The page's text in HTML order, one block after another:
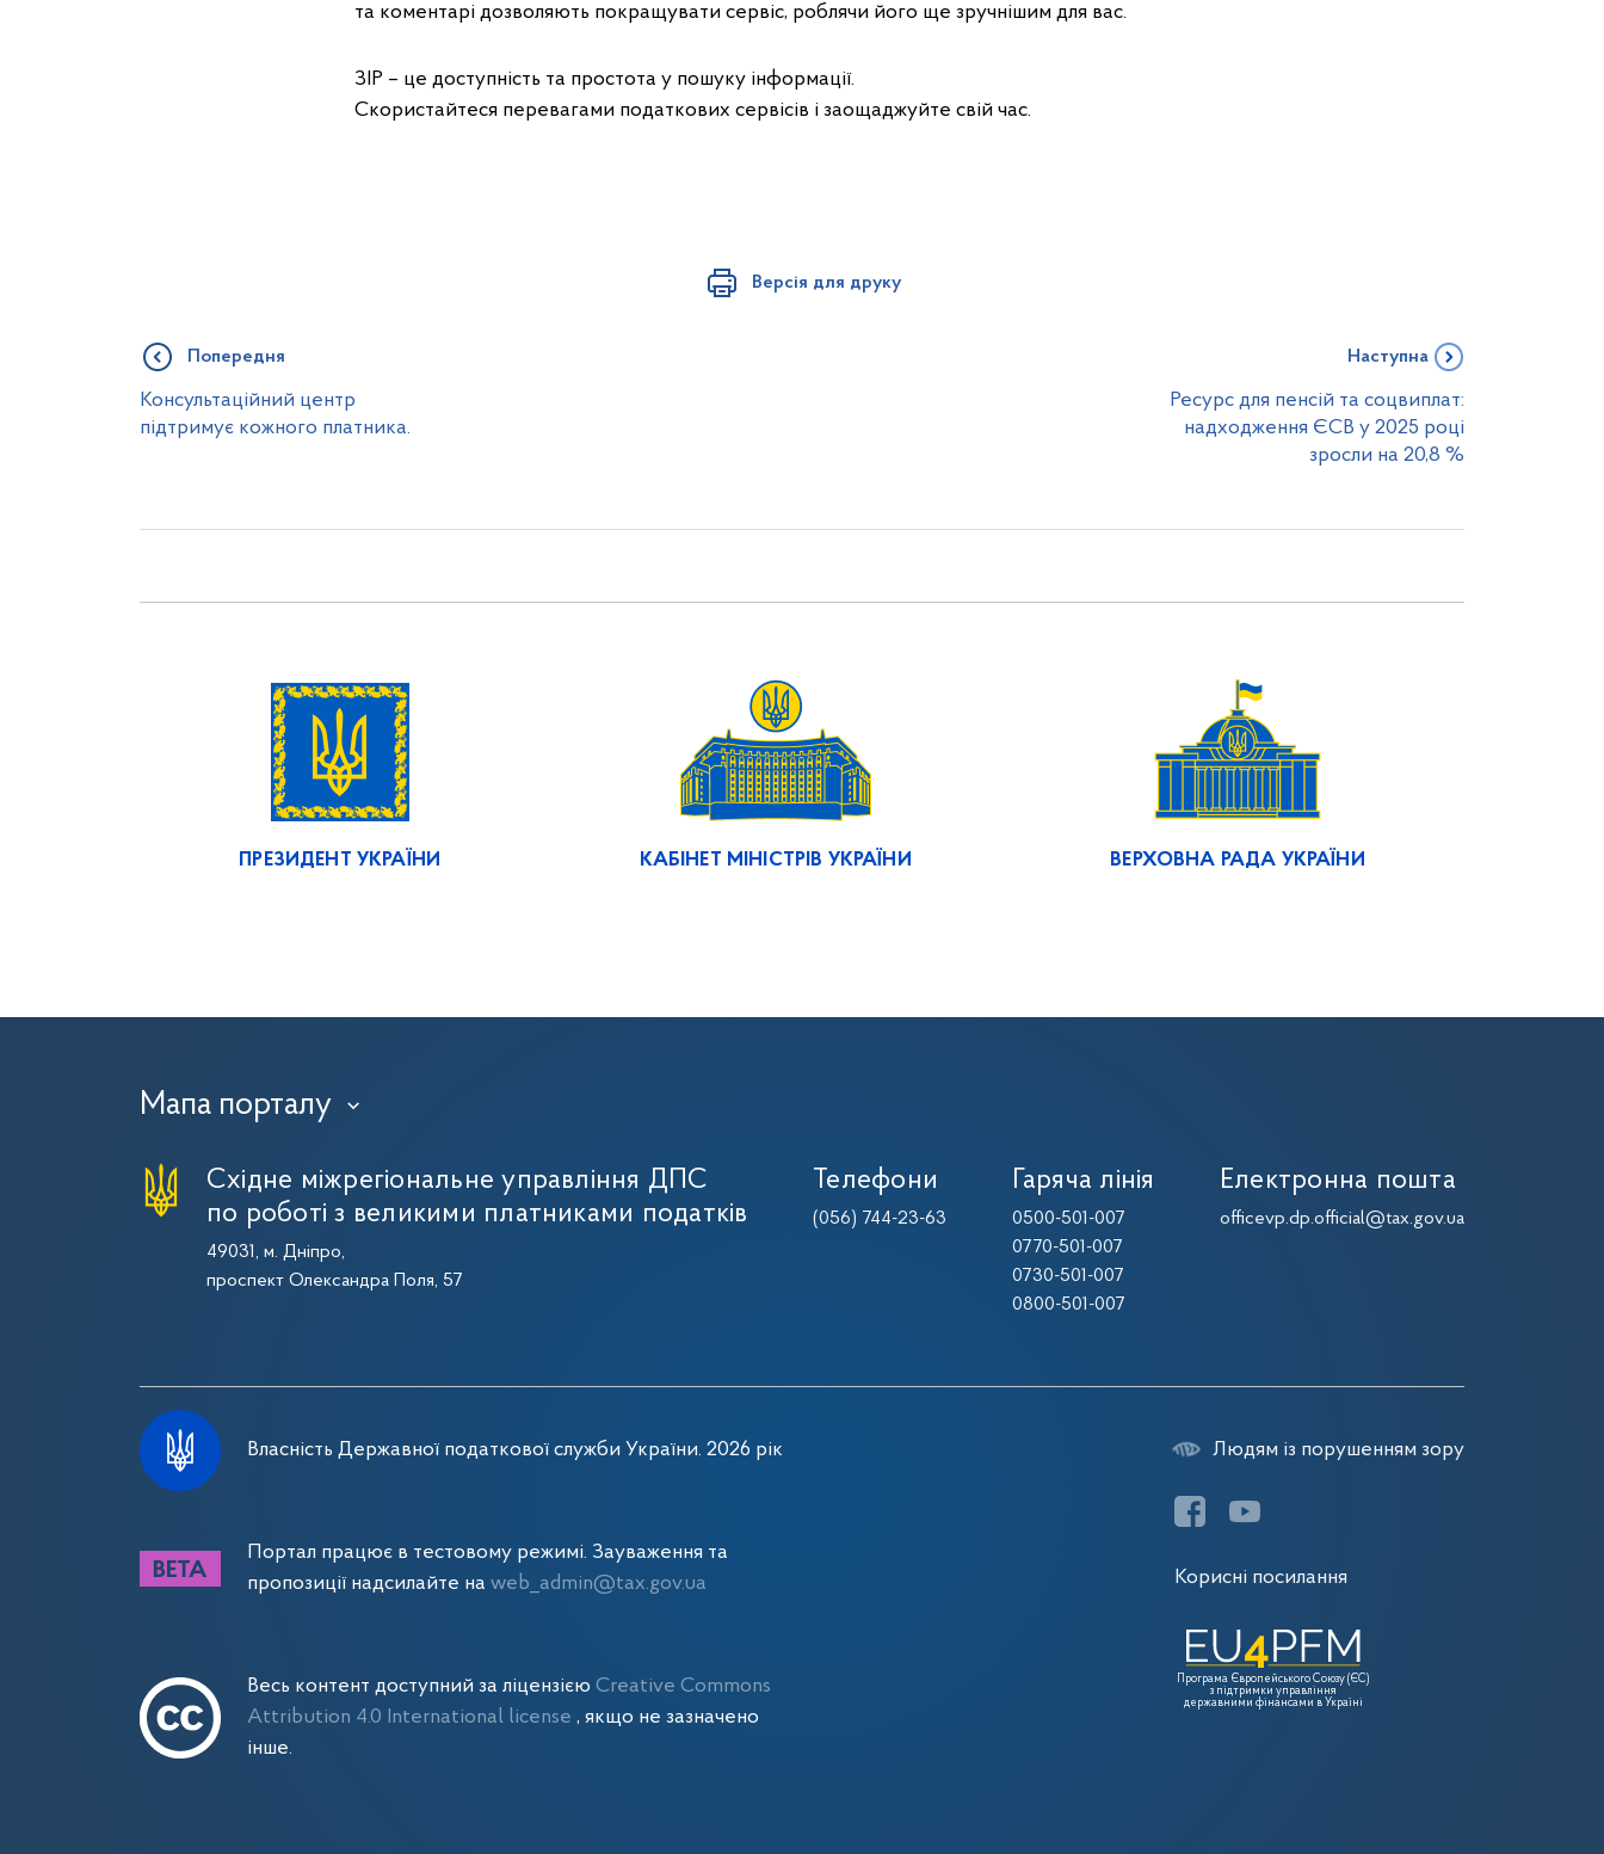
та коментарі дозволяють покращувати сервіс, роблячи його ще зручнішим для вас.
ЗІР – це доступність та простота у пошуку інформації.
Скористайтеся перевагами податкових сервісів і заощаджуйте свій час.
Версія для друку
Попередня
Консультаційний центр
підтримує кожного платника.
Наступна
Ресурс для пенсій та соцвиплат:
надходження ЄСВ у 2025 році
зросли на 20,8 %
ПРЕЗИДЕНТ УКРАЇНИ КАБІНЕТ МІНІСТРІВ УКРАЇНИ ВЕРХОВНА РАДА УКРАЇНИ
Мапа порталу ›
Східне міжрегіональне управління ДПС
по роботі з великими платниками податків
49031, м. Дніпро,
проспект Олександра Поля, 57
Телефони
(056) 744-23-63
Гаряча лінія
0500-501-007
0770-501-007
0730-501-007
0800-501-007
Електронна пошта
officevp.dp.official@tax.gov.ua
Власність Державної податкової служби України. 2026 рік
Портал працює в тестовому режимі. Зауваження та
пропозиції надсилайте на web_admin@tax.gov.ua
Весь контент доступний за ліцензією Creative Commons
Attribution 4.0 International license , якщо не зазначено
інше.
Людям із порушенням зору
Корисні посилання
Програма Європейського Союзу (ЄС)
з підтримки управління
державними фінансами в Україні